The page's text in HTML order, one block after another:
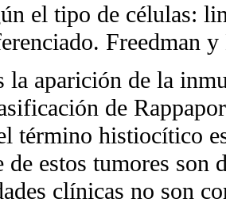
el tipo de células:
Freedman
la aparición de la
de
término histiocítico
de estos tumores
clínicas no son